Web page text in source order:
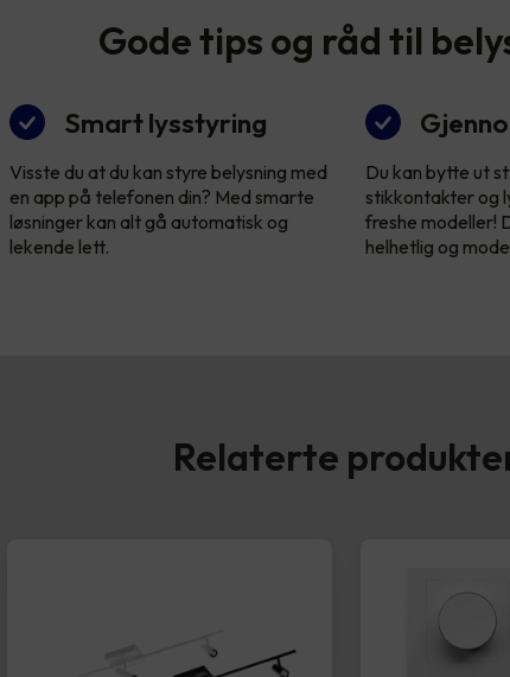
Gode tips og råd til
Smart lysstyring
Visste du at du kan styre belysning med
en app på telefonen din? Med smarte
løsninger kan alt gå automatisk og
lekende lett.
Du kan bytte ut
stikkontakter og
freshe modeller!
helhetlig og
Relaterte